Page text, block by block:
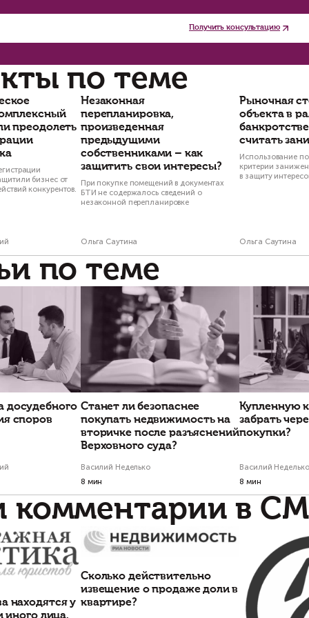
судебного разбирательства оно
продавец не известил о правах
умерший покупал квартиру в ипотеку,
из банка, уведомление Росреестра о
кредитный договор, то долг
образом, сделка с квартирой,
Если при тщательной проверке
такой квартиры лучше отказаться. Но,
оспариваниясделки с квартирой
вопросы по
с
по
стратегическое
и комплексный
Незаконная
перепланировка,